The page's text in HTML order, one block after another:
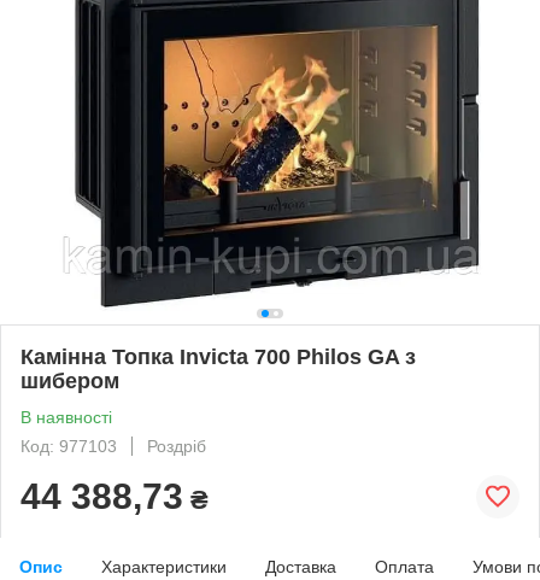
Камінна Топка Invicta 700 Philos GA з
шибером
В наявності
Код: 977103
Роздріб
44 388,73 ₴
Опис Характеристики Доставка Оплата Умови